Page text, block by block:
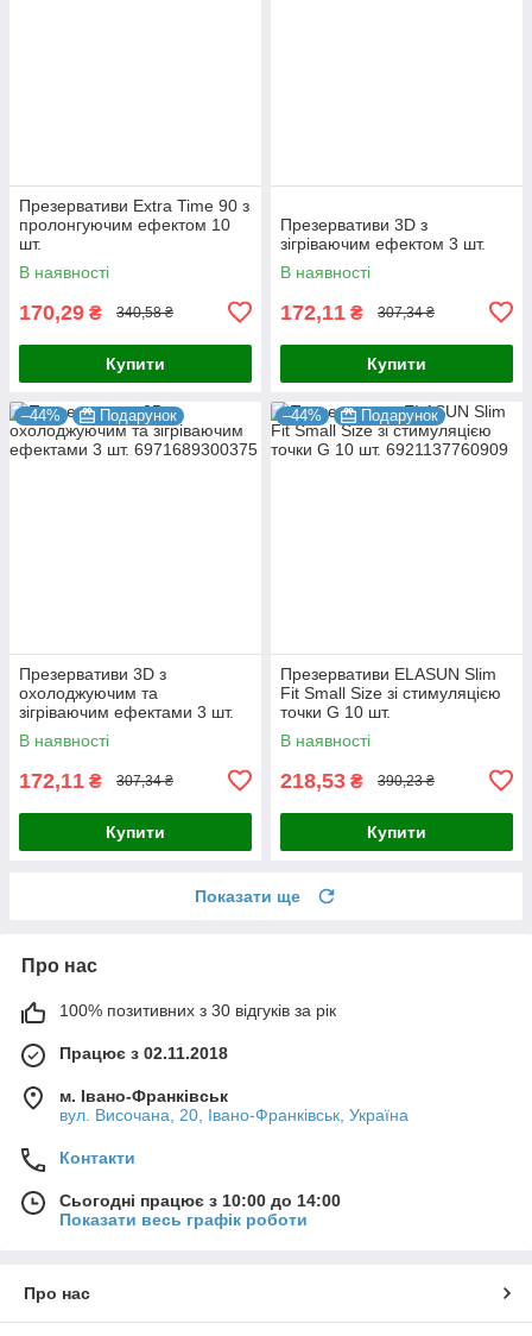
Презервативи Extra Time 90 з
пролонгуючим ефектом 10
шт.
В наявності
170,29 ₴ 340,58 ₴
Купити
Презервативи 3D з
зігріваючим ефектом 3 шт.
В наявності
172,11 ₴ 307,34 ₴
Купити
–44% Подарунок
Презервативи 3D з
охолоджуючим та
зігріваючим ефектами 3 шт.
В наявності
172,11 ₴ 307,34 ₴
Купити
–44% Подарунок
Презервативи ELASUN Slim
Fit Small Size зі стимуляцією
точки G 10 шт.
В наявності
218,53 ₴ 390,23 ₴
Купити
Показати ще
Про нас
100% позитивних з 30 відгуків за рік
Працює з 02.11.2018
м. Івано-Франківськ
вул. Височана, 20, Івано-Франківськ, Україна
Контакти
Сьогодні працює з 10:00 до 14:00
Показати весь графік роботи
Про нас